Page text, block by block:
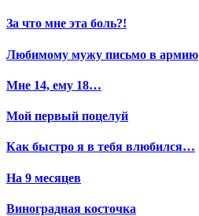
За что мне эта боль?!
Любимому мужу письмо в армию
Мне 14, ему 18…
Мой первый поцелуй
Как быстро я в тебя влюбился…
На 9 месяцев
Виноградная косточка